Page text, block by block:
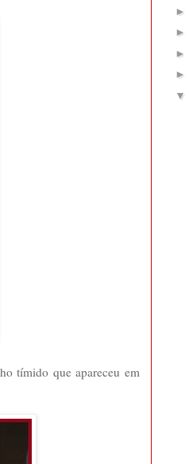
tímido que apareceu em
►
►
►
►
▼